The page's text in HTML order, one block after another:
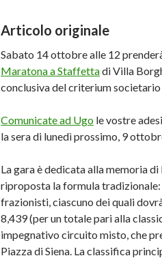
Articolo originale
Sabato 14 ottobre alle 12
Maratona a Staffettadi Villa
conclusiva del criterium
Comunicate ad Ugo le vostre
la sera di lunedì prossimo, 9
La gara è dedicata alla memoria
riproposta la formula
frazionisti, ciascuno dei quali
8,439 (per un totale pari alla
impegnativo circuito misto, che
Piazza di Siena. La classifica